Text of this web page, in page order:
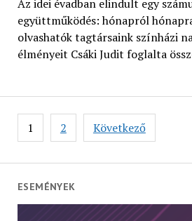
Az idei évadban elindult egy
együttműködés: hónapról
olvashatók tagtársaink színházi
élményeit Csáki Judit foglalta
Bejegyzés
navigáció
1 2 Következő
ESEMÉNYEK